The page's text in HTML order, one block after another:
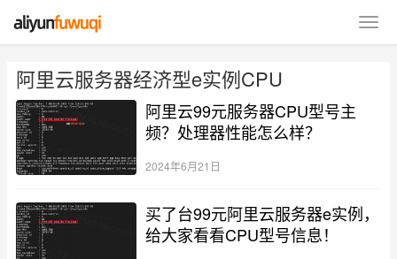
阿里云服务器经济型e实例CPU
阿里云99元服务器CPU型号主
频？处理器性能怎么样？
2024年6月21日
买了台99元阿里云服务器e实例，
给大家看看CPU型号信息！